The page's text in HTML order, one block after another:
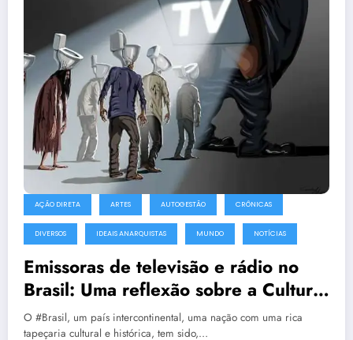
AÇÃO DIRETA ARTES AUTOGESTÃO CRÔNICAS
DIVERSOS IDEAIS ANARQUISTAS MUNDO NOTÍCIAS
Emissoras de televisão e rádio no
Brasil: Uma reflexão sobre a Cultura,
Economia e o Capitalismo
O #Brasil, um país intercontinental, uma nação com uma rica
tapeçaria cultural e histórica, tem sido,…